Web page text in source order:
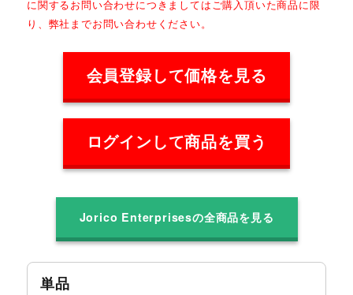
に関するお問い合わせにつきましてはご購入頂いた商品に限
り、弊社までお問い合わせください。
会員登録して価格を見る
ログインして商品を買う
Jorico Enterprisesの全商品を見る
単品